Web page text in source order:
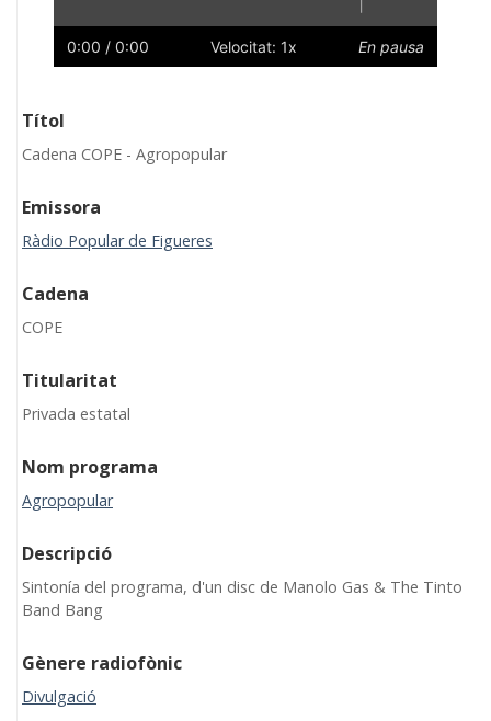
Lent
0:00 / 0:00 Velocitat: 1x En pausa
Títol
Cadena COPE - Agropopular
Emissora
Ràdio Popular de Figueres
Cadena
COPE
Titularitat
Privada estatal
Nom programa
Agropopular
Descripció
Sintonía del programa, d'un disc de Manolo Gas & The Tinto
Band Bang
Gènere radiofònic
Divulgació